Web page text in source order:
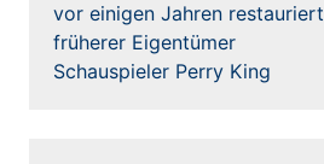
vor einigen Jahren restauriert
früherer Eigentümer
Schauspieler Perry King